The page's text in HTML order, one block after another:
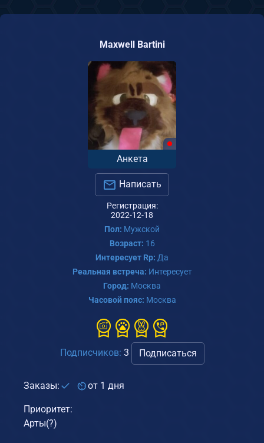
Maxwell Bartini
Анкета
Написать
Регистрация:
2022-12-18
Пол: Мужской
Возраст: 16
Интересует Rp: Да
Реальная встреча: Интересует
Город: Москва
Часовой пояс: Москва
Подписчиков: 3 Подписаться
Заказы: от 1 дня
Приоритет:
Арты(?)